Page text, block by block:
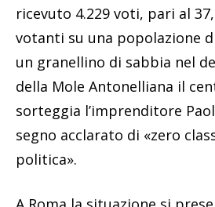
ricevuto 4.229 voti, pari al
votanti su una popolazione
un granellino di sabbia nel
della Mole Antonelliana il
sorteggia l’imprenditore
segno acclarato di «zero
politica».